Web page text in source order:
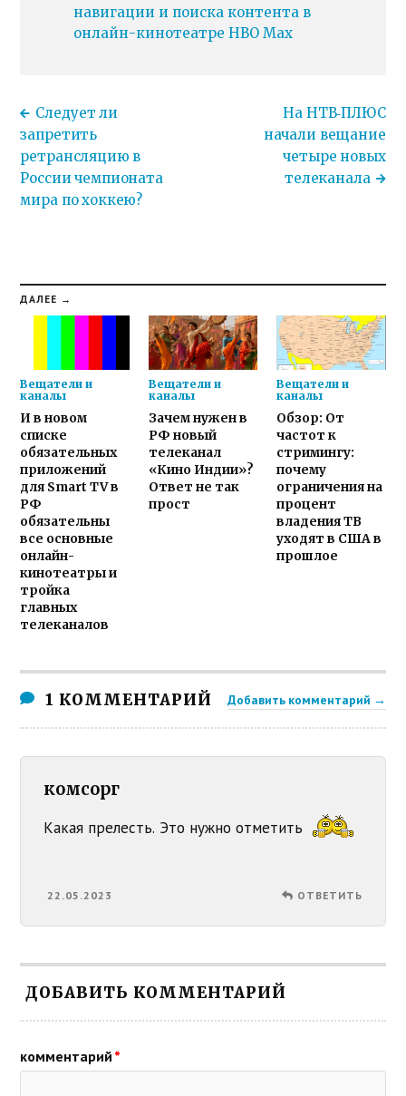
навигации и поиска контента в
онлайн-кинотеатре HBO Max
Следует ли
запретить
ретрансляцию в
России чемпионата
мира по хоккею?
На НТВ‑ПЛЮС
начали вещание
четыре новых
телеканала
ДАЛЕЕ →
Вещатели и
каналы
И в новом
списке
обязательных
приложений
для Smart TV в
РФ
обязательны
все основные
онлайн-
кинотеатры и
тройка
главных
телеканалов
Вещатели и
каналы
Зачем нужен в
РФ новый
телеканал
«Кино Индии»?
Ответ не так
прост
Вещатели и
каналы
Обзор: От
частот к
стримингу:
почему
ограничения на
процент
владения ТВ
уходят в США в
прошлое
1 КОММЕНТАРИЙ Добавить комментарий →
комсорг
Какая прелесть. Это нужно отметить
22.05.2023 ОТВЕТИТЬ
ДОБАВИТЬ КОММЕНТАРИЙ
комментарий *